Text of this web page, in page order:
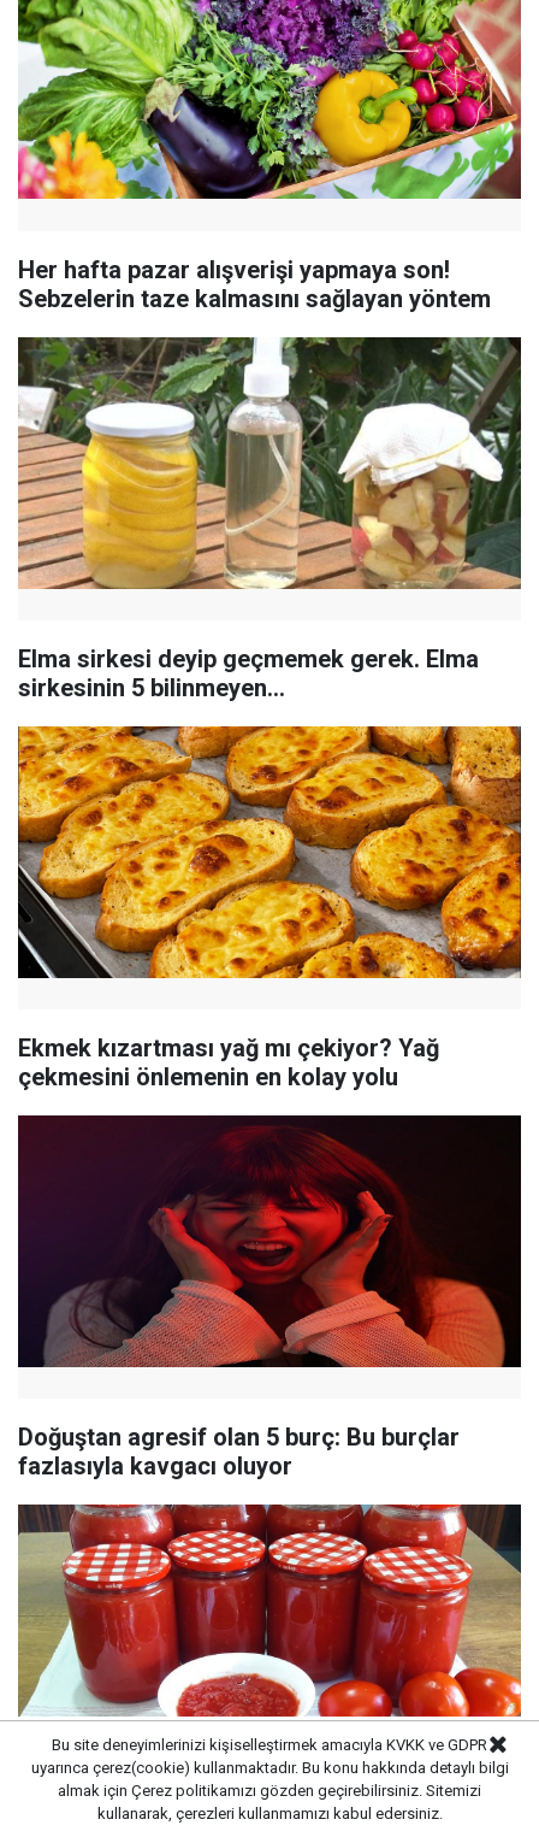
Her hafta pazar alışverişi yapmaya son!
Sebzelerin taze kalmasını sağlayan yöntem
Elma sirkesi deyip geçmemek gerek. Elma
sirkesinin 5 bilinmeyen...
Ekmek kızartması yağ mı çekiyor? Yağ
çekmesini önlemenin en kolay yolu
Doğuştan agresif olan 5 burç: Bu burçlar
fazlasıyla kavgacı oluyor
Lezzetli konserve yapmanın yolu. Bu 5 püf
Bu site deneyimlerinizi kişiselleştirmek amacıyla KVKK ve GDPR
uyarınca çerez(cookie) kullanmaktadır. Bu konu hakkında detaylı bilgi
almak için Çerez politikamızı gözden geçirebilirsiniz. Sitemizi
kullanarak, çerezleri kullanmamızı kabul edersiniz.